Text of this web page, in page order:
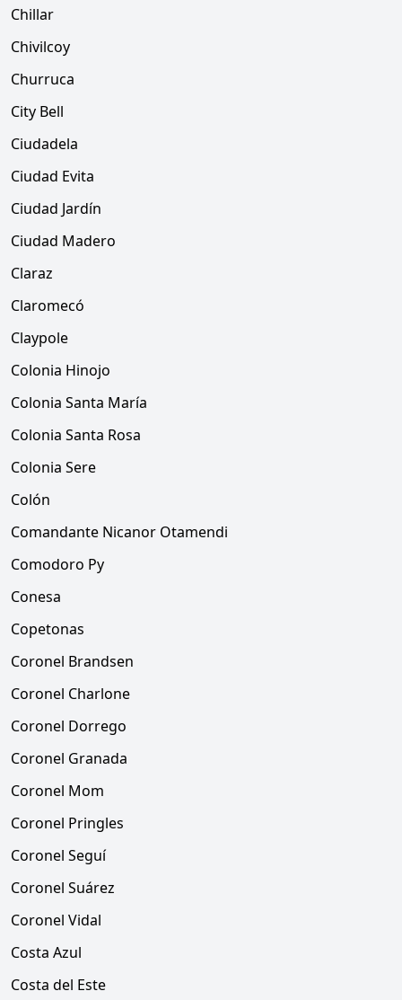
Chillar
Chivilcoy
Churruca
City Bell
Ciudadela
Ciudad Evita
Ciudad Jardín
Ciudad Madero
Claraz
Claromecó
Claypole
Colonia Hinojo
Colonia Santa María
Colonia Santa Rosa
Colonia Sere
Colón
Comandante Nicanor Otamendi
Comodoro Py
Conesa
Copetonas
Coronel Brandsen
Coronel Charlone
Coronel Dorrego
Coronel Granada
Coronel Mom
Coronel Pringles
Coronel Seguí
Coronel Suárez
Coronel Vidal
Costa Azul
Costa del Este